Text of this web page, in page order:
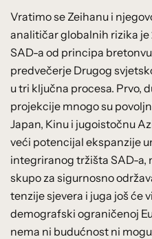
Vratimo se Zeihanu i
analitičar globalnih rizika
SAD-a od principa
predvečerje Drugog
u tri ključna procesa. Prvo,
projekcije mnogo su
Japan, Kinu i jugoistočnu
veći potencijal ekspanzije
integriranog tržišta SAD-a,
skupo za sigurnosno
tenzije sjevera i juga još će
demografski ograničenoj
nema ni budućnost ni